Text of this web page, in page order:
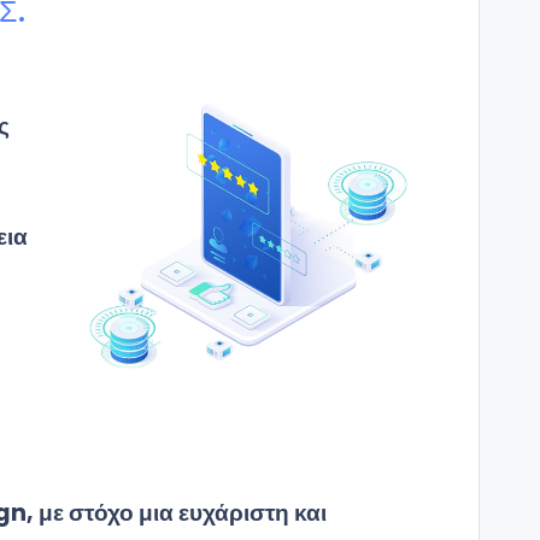
με στόχο μια ευχάριστη και